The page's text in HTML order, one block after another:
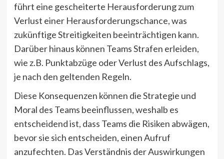
führt eine gescheiterte Herausforderung zum
Verlust einer Herausforderungschance, was
zukünftige Streitigkeiten beeinträchtigen kann.
Darüber hinaus können Teams Strafen erleiden,
wie z.B. Punktabzüge oder Verlust des Aufschlags,
je nach den geltenden Regeln.
Diese Konsequenzen können die Strategie und
Moral des Teams beeinflussen, weshalb es
entscheidend ist, dass Teams die Risiken abwägen,
bevor sie sich entscheiden, einen Aufruf
anzufechten. Das Verständnis der Auswirkungen